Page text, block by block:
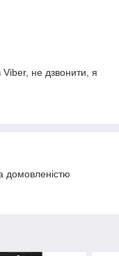
Viber, не дзвонити, я
домовленістю